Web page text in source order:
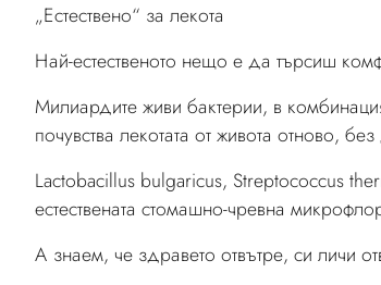
„Естествено“ за лекота
Най-естественото нещо е да търсиш
Милиардите живи бактерии, в
почувства лекотата от живота отново,
Lactobacillus bulgaricus, Streptococcus
естествената стомашно-чревна
А знаем, че здравето отвътре, си личи